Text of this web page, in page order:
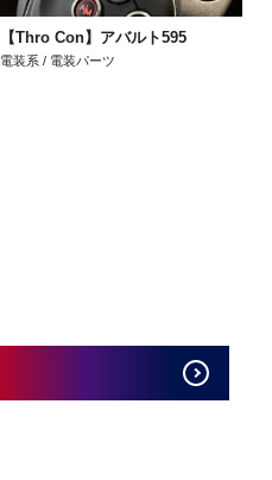
【Thro Con】アバルト595
電装系 / 電装パーツ